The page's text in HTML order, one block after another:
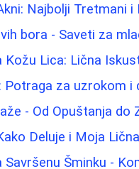
Najbolji Tretmani i
bora - Saveti za
Kožu Lica: Lična
Potraga za uzrokom i
- Od Opuštanja do
Deluje i Moja
Šminku -